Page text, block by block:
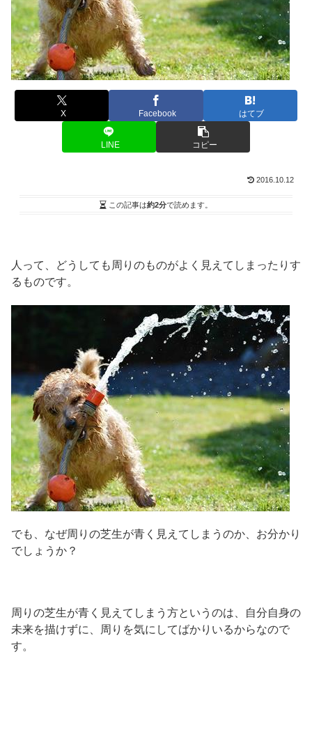
X Facebook はてブ
LINE コピー
2016.10.12
この記事は約2分で読めます。
人って、どうしても周りのものがよく見えてしまったりす
るものです。
でも、なぜ周りの芝生が青く見えてしまうのか、お分かり
でしょうか？
周りの芝生が青く見えてしまう方というのは、自分自身の
未来を描けずに、周りを気にしてばかりいるからなので
す。